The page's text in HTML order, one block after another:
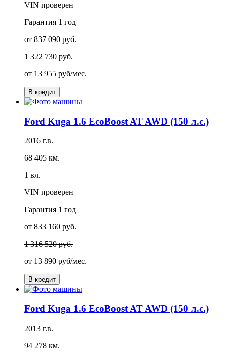
VIN проверен
Гарантия 1 год
от 837 090 руб.
1 322 730 руб.
от 13 955 руб/мес.
В кредит
Ford Kuga 1.6 EcoBoost AT AWD (150 л.с.)
2016 г.в.
68 405 км.
1 вл.
VIN проверен
Гарантия 1 год
от 833 160 руб.
1 316 520 руб.
от 13 890 руб/мес.
В кредит
Ford Kuga 1.6 EcoBoost AT AWD (150 л.с.)
2013 г.в.
94 278 км.